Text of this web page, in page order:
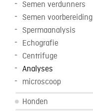
Semen verdunners
Semen voorbereiding
Spermaanalysis
Echografie
Centrifuge
Analyses
microscoop
Honden